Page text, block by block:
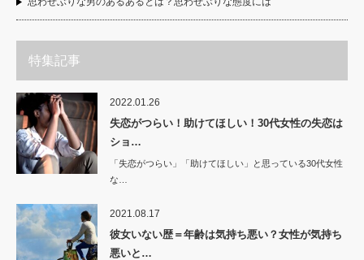
特集記事
2022.01.26
失恋がつらい！助けてほしい！30代女性の失恋は
ショ…
「失恋がつらい」「助けてほしい」と思っている30代女性
な…
2021.08.17
彼女いない歴＝年齢は気持ち悪い？女性が気持ち
悪いと…